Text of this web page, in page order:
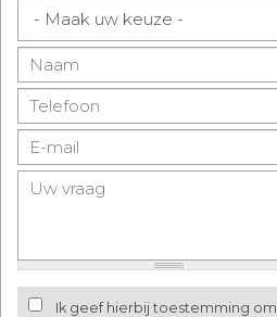
Ik geef hierbij toestemming om